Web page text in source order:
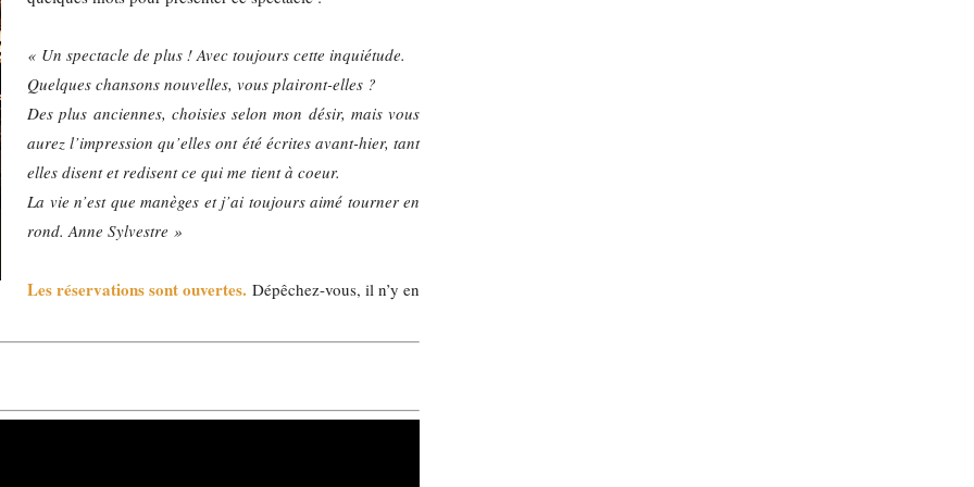
« Un spectacle de plus ! Avec toujours cette inquiétude.
Quelques chansons nouvelles, vous plairont-elles ?
Des plus anciennes, choisies selon mon désir, mais vous
aurez l’impression qu’elles ont été écrites avant-hier, tant
elles disent et redisent ce qui me tient à coeur.
La vie n’est que manèges et j’ai toujours aimé tourner en
rond. Anne Sylvestre »
Les réservations sont ouvertes. Dépêchez-vous, il n’y en